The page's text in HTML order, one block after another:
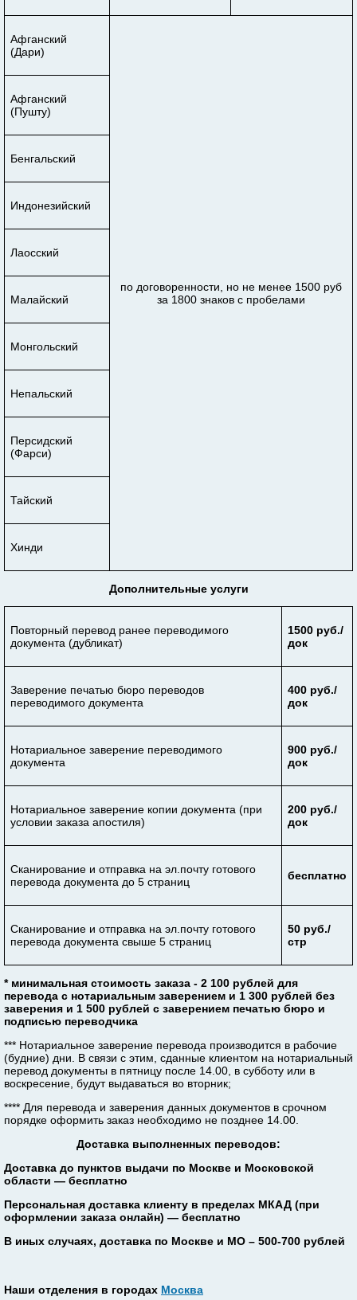
Афганский
(Дари)
по договоренности, но не менее 1500 руб
за 1800 знаков с пробелами
Афганский
(Пушту)
Бенгальский
Индонезийский
Лаосский
Малайский
Монгольский
Непальский
Персидский
(Фарси)
Тайский
Хинди
Дополнительные услуги
Повторный перевод ранее переводимого
документа (дубликат)
1500 руб./
док
Заверение печатью бюро переводов
переводимого документа
400 руб./
док
Нотариальное заверение переводимого
документа
900 руб./
док
Нотариальное заверение копии документа (при
условии заказа апостиля)
200 руб./
док
Сканирование и отправка на эл.почту готового
перевода документа до 5 страниц
бесплатно
Сканирование и отправка на эл.почту готового
перевода документа свыше 5 страниц
50 руб./
стр
* минимальная стоимость заказа - 2 100 рублей для
перевода с нотариальным заверением и 1 300 рублей без
заверения и 1 500 рублей с заверением печатью бюро и
подписью переводчика
*** Нотариальное заверение перевода производится в рабочие
(будние) дни. В связи с этим, сданные клиентом на нотариальный
перевод документы в пятницу после 14.00, в субботу или в
воскресение, будут выдаваться во вторник;
**** Для перевода и заверения данных документов в срочном
порядке оформить заказ необходимо не позднее 14.00.
Доставка выполненных переводов:
Доставка до пунктов выдачи по Москве и Московской
области — бесплатно
Персональная доставка клиенту в пределах МКАД (при
оформлении заказа онлайн) — бесплатно
В иных случаях, доставка по Москве и МО – 500-700 рублей
Наши отделения в городах Москва